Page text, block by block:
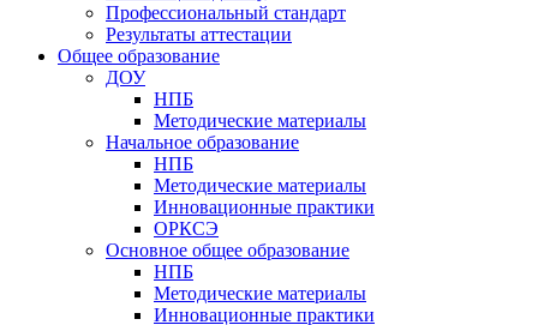
Профессиональный стандарт
Результаты аттестации
Общее образование
ДОУ
НПБ
Методические материалы
Начальное образование
НПБ
Методические материалы
Инновационные практики
ОРКСЭ
Основное общее образование
НПБ
Методические материалы
Инновационные практики